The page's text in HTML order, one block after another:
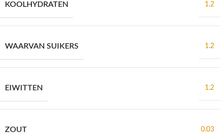
KOOLHYDRATEN 1.2
WAARVAN SUIKERS 1.2
EIWITTEN 1.2
ZOUT 0.03